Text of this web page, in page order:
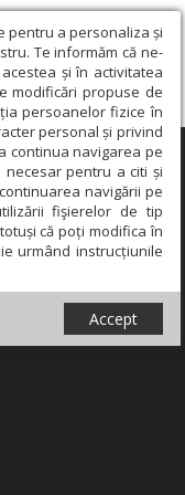
pentru a personaliza și
Te informăm că ne-
și în activitatea
modificări propuse de
persoanelor fizice în
personal și privind
continua navigarea pe
necesar pentru a citi și
navigării pe
fişierelor de tip
că poți modifica în
urmând instrucțiunile
Accept
×